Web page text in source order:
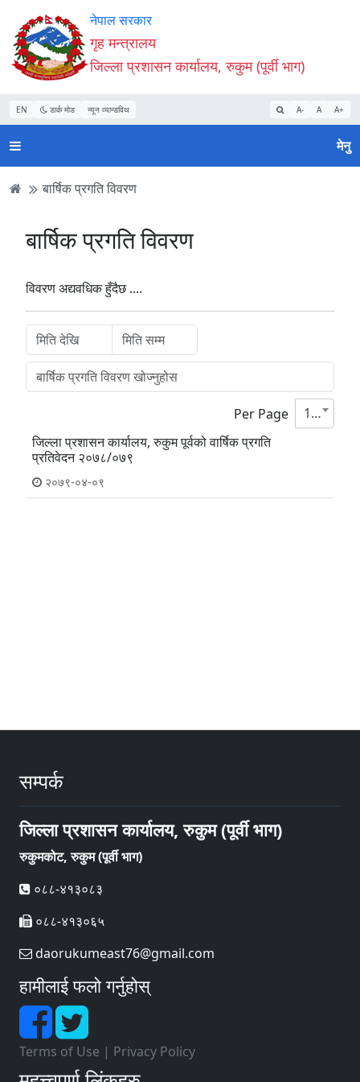
Accessibility
Mode
सुरु
गर्नुहोस्
सामाग्री
पढ्नुहाेस्
नेभिगेसन
पढ्नुहाेस्
वेबसाइट
खोजमा
जानुहोस्
नेपाल सरकार
गृह मन्त्रालय
जिल्ला प्रशासन कार्यालय, रुकुम (पूर्वी भाग)
EN डार्क मोड न्यून व्यान्डविथ A- A A+
मेनु
बार्षिक प्रगति विवरण
बार्षिक प्रगति विवरण
विवरण अद्यवधिक हुँदैछ ....
Per Page
10
जिल्ला प्रशासन कार्यालय, रुकुम पूर्वको वार्षिक प्रगति
प्रतिवेदन २०७८/०७९
२०७९-०४-०९
सम्पर्क
जिल्ला प्रशासन कार्यालय, रुकुम (पूर्वी भाग)
रुकुमकोट, रुकुम (पूर्वी भाग)
०८८-४१३०८३
०८८-४१३०६५
daorukumeast76@gmail.com
हामीलाई फलो गर्नुहोस्
Terms of Use | Privacy Policy